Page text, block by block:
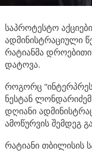
საპროტესტო
ადმინისტრაციული
რატიანმა
დატოვა.
როგორც
ნესტან ლონდარიძემ
დღიანი
ამოწურვის შემდეგ
რატიანი თბილისის